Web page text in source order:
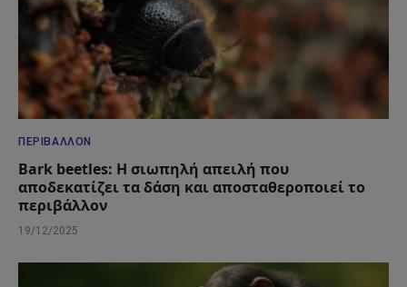
ΠΕΡΙΒΆΛΛΟΝ
Bark beetles: Η σιωπηλή απειλή που
αποδεκατίζει τα δάση και αποσταθεροποιεί το
περιβάλλον
19/12/2025